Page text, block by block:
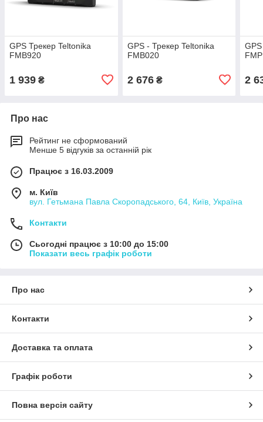
GPS Трекер Teltonika
FMB920
1 939 ₴
GPS - Трекер Teltonika
FMB020
2 676₴ 2
Про нас
Рейтинг не сформований
Менше 5 відгуків за останній рік
Працює з 16.03.2009
м. Київ
вул. Гетьмана Павла Скоропадського, 64, Київ, Україна
Контакти
Сьогодні працює з 10:00 до 15:00
Показати весь графік роботи
Про нас
Контакти
Доставка та оплата
Графік роботи
Повна версія сайту